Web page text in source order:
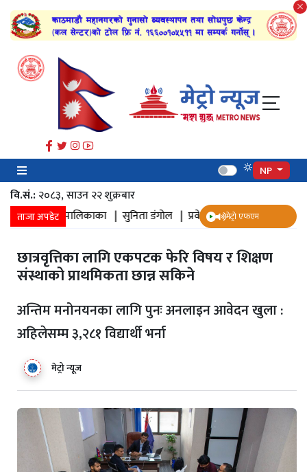
NP
वि.सं.:२०८३, साउन २२ शुक्रबार​
ताजा अपडेट |सुनिता डंगोल |प्रवेश द्वार |डुबान |सम्यक |
मेट्रो एफएम
छात्रवृत्तिका लागि एकपटक फेरि विषय र शिक्षण
संस्थाको प्राथमिकता छान्न सकिने
अन्तिम मनोनयनका लागि पुनः अनलाइन आवेदन खुला :
अहिलेसम्म ३,२८१ विद्यार्थी भर्ना
मेट्रो न्यूज